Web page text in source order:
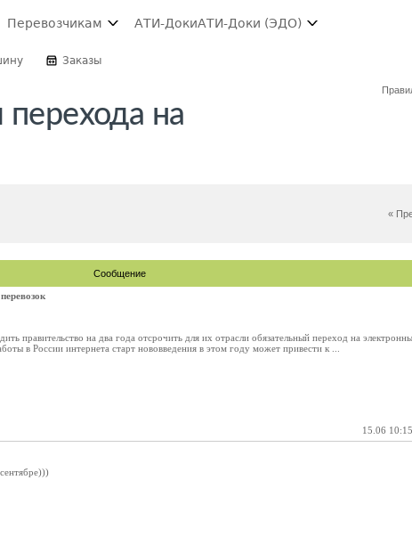
Перевозчикам АТИ-ДокиАТИ-Доки (ЭДО)
Заказы
на
«
Сообщение
правительство на два года отсрочить для их отрасли обязательный переход на
в России интернета старт нововведения в этом году может привести к ...
15.06 10:15